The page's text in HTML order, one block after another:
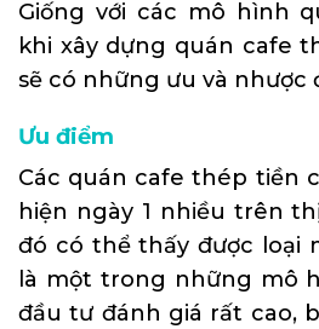
Giống với các mô hình
khi xây dựng quán cafe
sẽ có những ưu và nhược
Ưu điểm
Các quán cafe thép tiền
hiện ngày 1 nhiều trên
đó có thể thấy được loại
là một trong những mô
đầu tư đánh giá rất cao,